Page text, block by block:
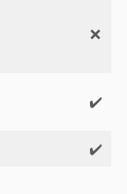
❌
✔️
✔️